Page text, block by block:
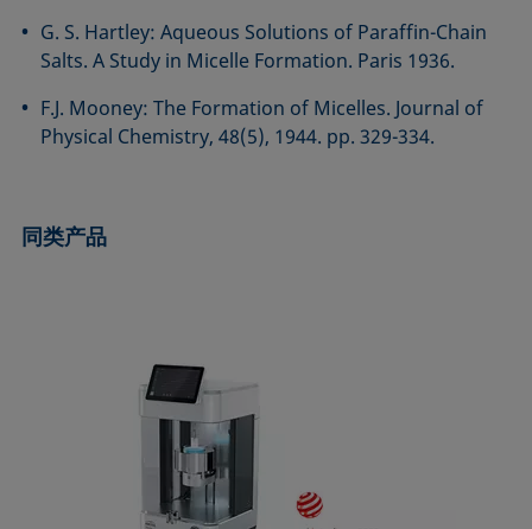
G. S. Hartley: Aqueous Solutions of Paraffin-Chain
Salts. A Study in Micelle Formation. Paris 1936.
F.J. Mooney: The Formation of Micelles. Journal of
Physical Chemistry, 48(5), 1944. pp. 329-334.
同类产品